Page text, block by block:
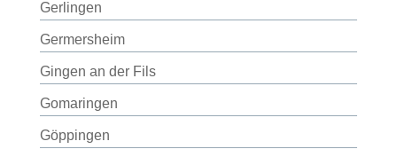
Gerlingen
Germersheim
Gingen an der Fils
Gomaringen
Göppingen